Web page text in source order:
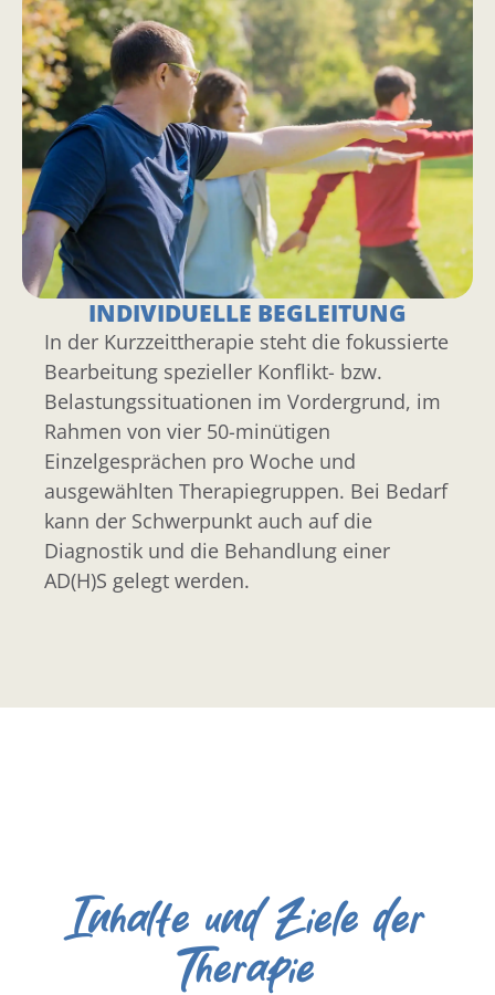
INDIVIDUELLE BEGLEITUNG
In der Kurzzeittherapie steht die fokussierte
Bearbeitung spezieller Konflikt- bzw.
Belastungssituationen im Vordergrund, im
Rahmen von vier 50-minütigen
Einzelgesprächen pro Woche und
ausgewählten Therapiegruppen. Bei Bedarf
kann der Schwerpunkt auch auf die
Diagnostik und die Behandlung einer
AD(H)S gelegt werden.
Inhalte und Ziele der
Therapie